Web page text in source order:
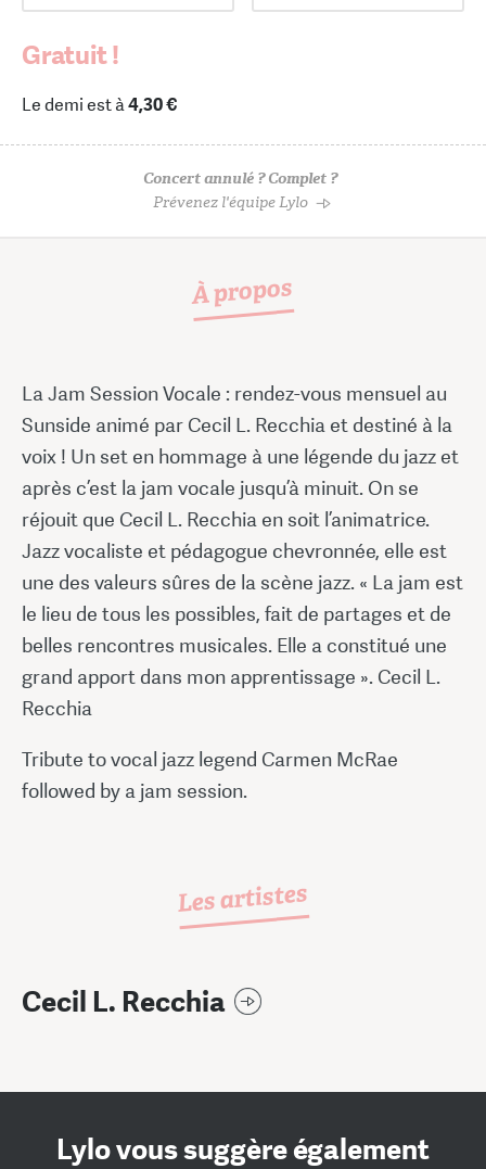
Gratuit !
Le demi est à4,30 €
Concert annulé ? Complet ?
Prévenez l'équipe Lylo
À propos
La Jam Session Vocale : rendez-vous mensuel au
Sunside animé par Cecil L. Recchia et destiné à la
voix ! Un set en hommage à une légende du jazz et
après c’est la jam vocale jusqu’à minuit. On se
réjouit que Cecil L. Recchia en soit l’animatrice.
Jazz vocaliste et pédagogue chevronnée, elle est
une des valeurs sûres de la scène jazz. « La jam est
le lieu de tous les possibles, fait de partages et de
belles rencontres musicales. Elle a constitué une
grand apport dans mon apprentissage ». Cecil L.
Recchia
Tribute to vocal jazz legend Carmen McRae
followed by a jam session.
Les artistes
Cecil L. Recchia
Lylo vous suggère également